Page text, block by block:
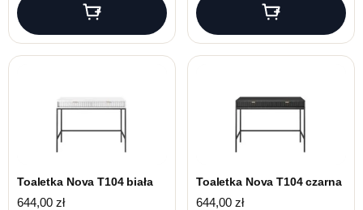
Toaletka Nova T104 biała
644,00 zł
Toaletka Nova T104 czarna
644,00 zł